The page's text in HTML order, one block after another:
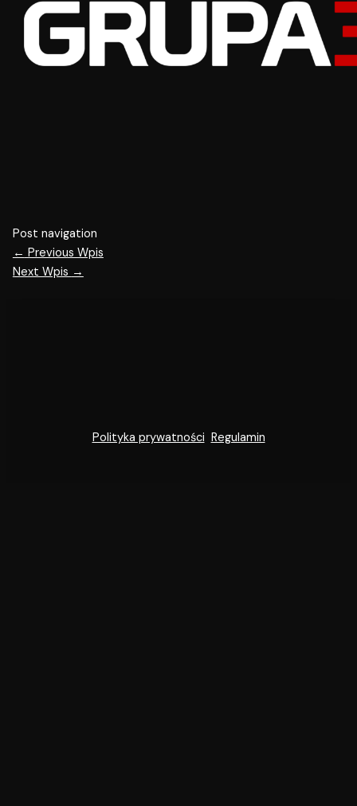
Post navigation
← Previous Wpis
Next Wpis →
Polityka prywatności Regulamin